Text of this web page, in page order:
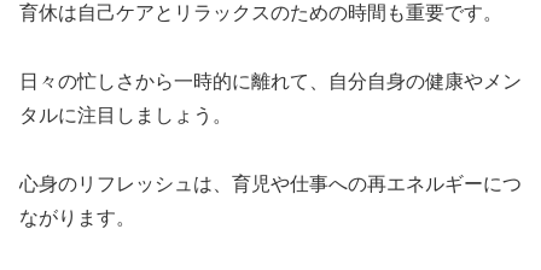
育休は自己ケアとリラックスのための時間も重要です。
日々の忙しさから一時的に離れて、自分自身の健康やメン
タルに注目しましょう。
心身のリフレッシュは、育児や仕事への再エネルギーにつ
ながります。